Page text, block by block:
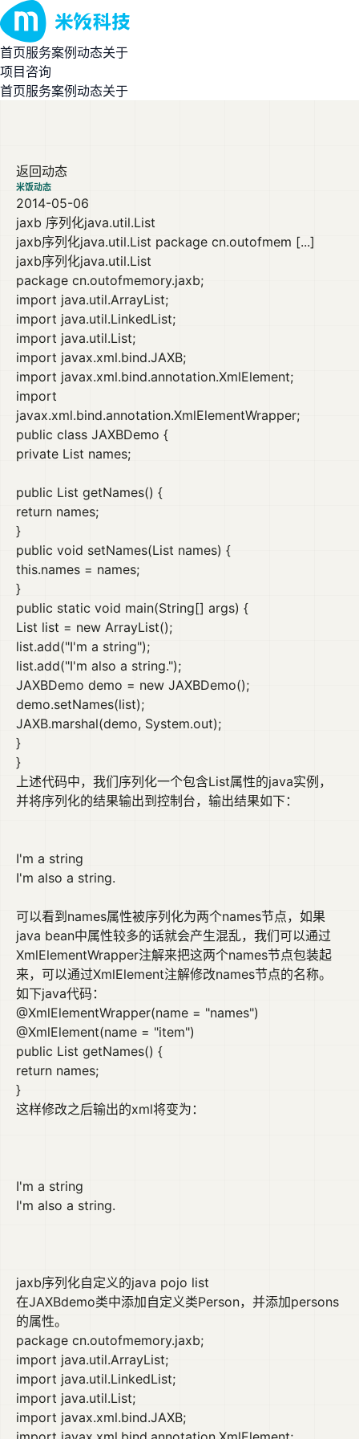
首页服务案例动态关于
项目咨询
首页服务案例动态关于
返回动态
米饭动态
2014-05-06
jaxb 序列化java.util.List
jaxb序列化java.util.List package cn.outofmem [...]
jaxb序列化java.util.List
package cn.outofmemory.jaxb;
import java.util.ArrayList;
import java.util.LinkedList;
import java.util.List;
import javax.xml.bind.JAXB;
import javax.xml.bind.annotation.XmlElement;
import
javax.xml.bind.annotation.XmlElementWrapper;
public class JAXBDemo {
private List names;
public List getNames() {
return names;
}
public void setNames(List names) {
this.names = names;
}
public static void main(String[] args) {
List list = new ArrayList();
list.add("I'm a string");
list.add("I'm also a string.");
JAXBDemo demo = new JAXBDemo();
demo.setNames(list);
JAXB.marshal(demo, System.out);
}
}
上述代码中，我们序列化一个包含List属性的java实例，
并将序列化的结果输出到控制台，输出结果如下：
I'm a string
I'm also a string.
可以看到names属性被序列化为两个names节点，如果
java bean中属性较多的话就会产生混乱，我们可以通过
XmlElementWrapper注解来把这两个names节点包装起
来，可以通过XmlElement注解修改names节点的名称。
如下java代码：
@XmlElementWrapper(name = "names")
@XmlElement(name = "item")
public List getNames() {
return names;
}
这样修改之后输出的xml将变为：
I'm a string
I'm also a string.
jaxb序列化自定义的java pojo list
在JAXBdemo类中添加自定义类Person，并添加persons
的属性。
package cn.outofmemory.jaxb;
import java.util.ArrayList;
import java.util.LinkedList;
import java.util.List;
import javax.xml.bind.JAXB;